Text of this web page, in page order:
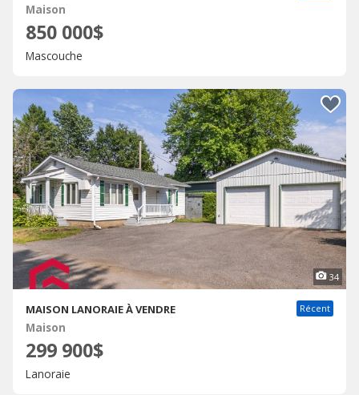
Maison
850 000$
Mascouche
34
MAISON LANORAIE À VENDRE Récent
Maison
299 900$
Lanoraie